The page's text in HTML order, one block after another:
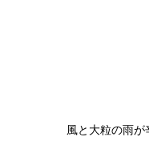
風と大粒の雨が